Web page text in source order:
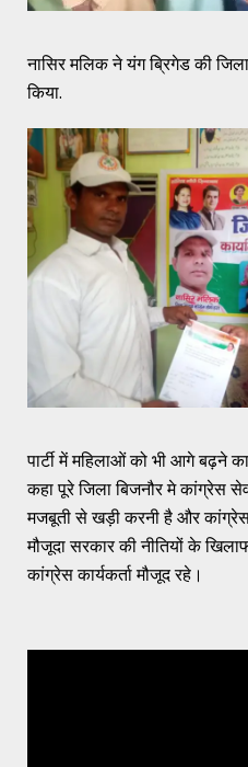
नासिर मलिक ने यंग ब्रिगेड की
किया.
पार्टी में महिलाओं को भी आगे बढ़ने
कहा पूरे जिला बिजनौर मे कांग्रेस
मजबूती से खड़ी करनी है और कांग्रेस
मौजूदा सरकार की नीतियों के
कांग्रेस कार्यकर्ता मौजूद रहे।